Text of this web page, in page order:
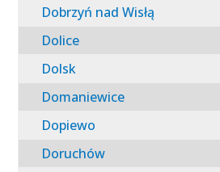
Dobrzyń nad Wisłą
Dolice
Dolsk
Domaniewice
Dopiewo
Doruchów